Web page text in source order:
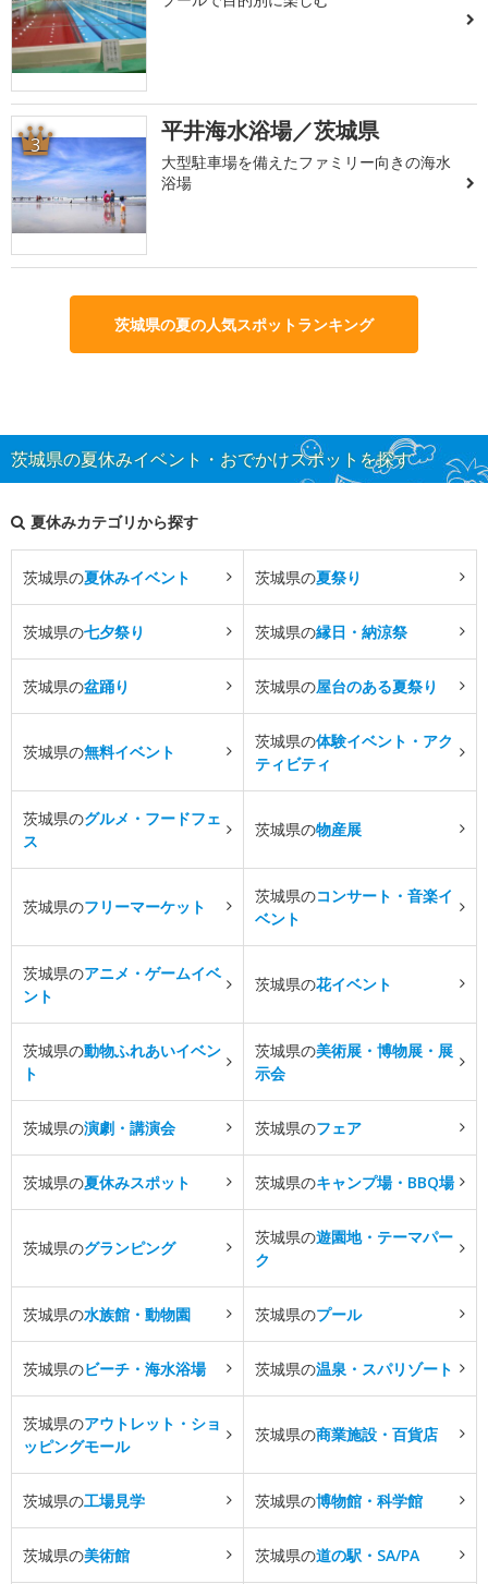
3 平井海水浴場／茨城県
大型駐車場を備えたファミリー向きの海水
浴場
茨城県の夏の人気スポットランキング
茨城県の夏休みイベント・おでかけスポットを探す
夏休みカテゴリから探す
茨城県の夏休みイベント 茨城県の夏祭り
茨城県の七夕祭り 茨城県の縁日・納涼祭
茨城県の盆踊り 茨城県の屋台のある夏祭り
茨城県の無料イベント
茨城県の体験イベント・アク
ティビティ
茨城県のグルメ・フードフェ
ス
茨城県の物産展
茨城県のフリーマーケット
茨城県のコンサート・音楽イ
ベント
茨城県のアニメ・ゲームイベ
ント
茨城県の花イベント
茨城県の動物ふれあいイベン
ト
茨城県の美術展・博物展・展
示会
茨城県の演劇・講演会 茨城県のフェア
茨城県の夏休みスポット 茨城県のキャンプ場・BBQ場
茨城県のグランピング
茨城県の遊園地・テーマパー
ク
茨城県の水族館・動物園 茨城県のプール
茨城県のビーチ・海水浴場 茨城県の温泉・スパリゾート
茨城県のアウトレット・ショ
ッピングモール
茨城県の商業施設・百貨店
茨城県の工場見学 茨城県の博物館・科学館
茨城県の美術館 茨城県の道の駅・SA/PA